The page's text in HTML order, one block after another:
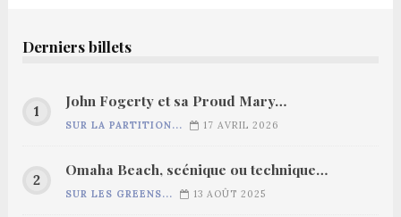
Derniers billets
John Fogerty et sa Proud Mary…
SUR LA PARTITION... 17 AVRIL 2026
Omaha Beach, scénique ou technique…
SUR LES GREENS... 13 AOÛT 2025